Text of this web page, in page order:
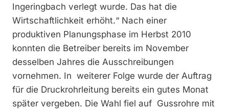
Ingeringbach verlegt wurde. Das hat die
Wirtschaftlichkeit erhöht.“ Nach einer
produktiven Planungsphase im Herbst 2010
konnten die Betreiber bereits im November
desselben Jahres die Ausschreibungen
vornehmen. In weiterer Folge wurde der Auftrag
für die Druckrohrleitung bereits ein gutes Monat
später vergeben. Die Wahl fiel auf Gussrohre mit